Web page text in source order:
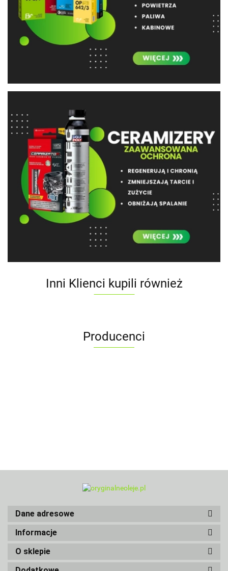
Inni Klienci kupili również
Producenci
Dane adresowe
Informacje
O sklepie